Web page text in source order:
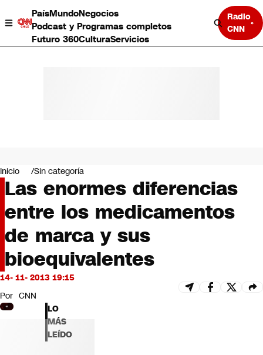
PaísMundoNegocios
Podcast y Programas completos
Futuro 360CulturaServicios
Radio
CNN
Negocios
Deportes
Programas completos
Cultura
Servicios
Bits
CNN tiempo
Futuro 360
Inicio Sin categoría
Las enormes diferencias
entre los medicamentos
de marca y sus
bioequivalentes
14- 11- 2013 19:15
Por CNN
LO
MÁS
LEÍDO